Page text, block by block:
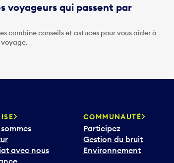
voyageurs qui passent par
combine conseils et astuces pour vous aider à
avec nous
COMMUNAUTÉ
Participez
Gestion du bruit
Environnement